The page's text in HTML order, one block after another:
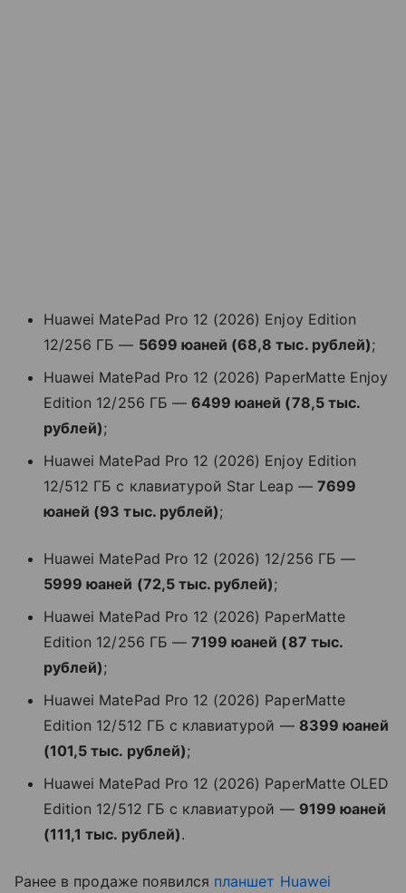
Huawei MatePad Pro 12 (2026) Enjoy Edition
12/256 ГБ — 5699 юаней (68,8 тыс. рублей);
Huawei MatePad Pro 12 (2026) PaperMatte Enjoy
Edition 12/256 ГБ — 6499 юаней (78,5 тыс.
рублей);
Huawei MatePad Pro 12 (2026) Enjoy Edition
12/512 ГБ с клавиатурой Star Leap — 7699
юаней (93 тыс. рублей);
Huawei MatePad Pro 12 (2026) 12/256 ГБ —
5999 юаней (72,5 тыс. рублей);
Huawei MatePad Pro 12 (2026) PaperMatte
Edition 12/256 ГБ — 7199 юаней (87 тыс.
рублей);
Huawei MatePad Pro 12 (2026) PaperMatte
Edition 12/512 ГБ с клавиатурой — 8399 юаней
(101,5 тыс. рублей);
Huawei MatePad Pro 12 (2026) PaperMatte OLED
Edition 12/512 ГБ с клавиатурой — 9199 юаней
(111,1 тыс. рублей).
Ранее в продаже появился планшет Huawei